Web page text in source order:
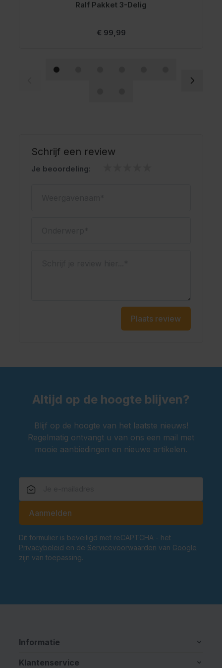
Ralf Pakket 3-Delig
Vanaf
€ 99,99
Schrijf een review
Je beoordeling:
Plaats review
Altijd op de hoogte blijven?
Blijf op de hoogte van het laatste nieuws!
Regelmatig ontvangt u van ons een mail met
mooie aanbiedingen en nieuwe artikelen.
Aanmelden
Dit formulier is beveiligd met reCAPTCHA - het
Privacybeleid en de Servicevoorwaarden van Google
zijn van toepassing.
Informatie
Klantenservice